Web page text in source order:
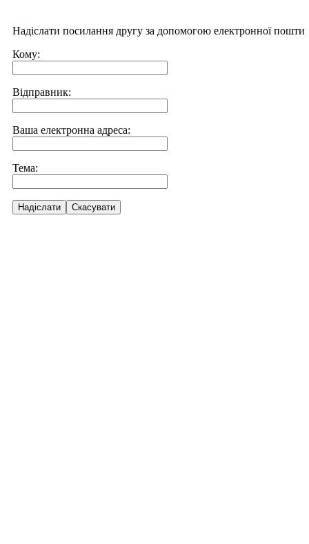
Надіслати посилання другу за допомогою електронної пошти
Кому:
Відправник:
Ваша електронна адреса:
Тема:
Надіслати Скасувати